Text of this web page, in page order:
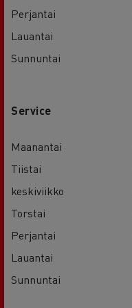
Perjantai
Lauantai
Sunnuntai
Service
Maanantai
Tiistai
keskiviikko
Torstai
Perjantai
Lauantai
Sunnuntai